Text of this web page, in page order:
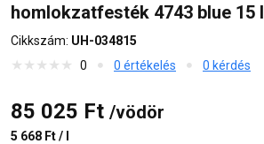
homlokzatfesték 4743 blue 15 l
Cikkszám: UH-034815
0
0 értékelés 0 kérdés
85 025 Ft /vödör
5 668 Ft / l